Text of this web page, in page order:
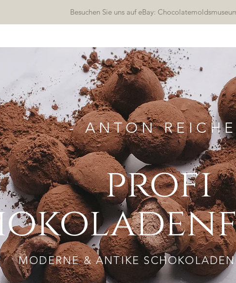
Besuchen Sie uns auf eBay:
- ANTON
profi
MODERNE & ANTIKE